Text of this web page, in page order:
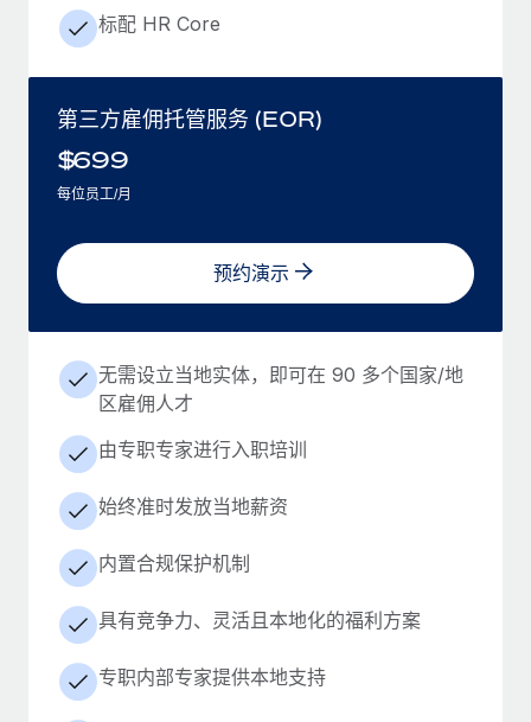
标配 HR Core
第三方雇佣托管服务 (EOR)
$699
每位员工/月
预约演示
无需设立当地实体，即可在 90 多个国家/地
区雇佣人才
由专职专家进行入职培训
始终准时发放当地薪资
内置合规保护机制
具有竞争力、灵活且本地化的福利方案
专职内部专家提供本地支持